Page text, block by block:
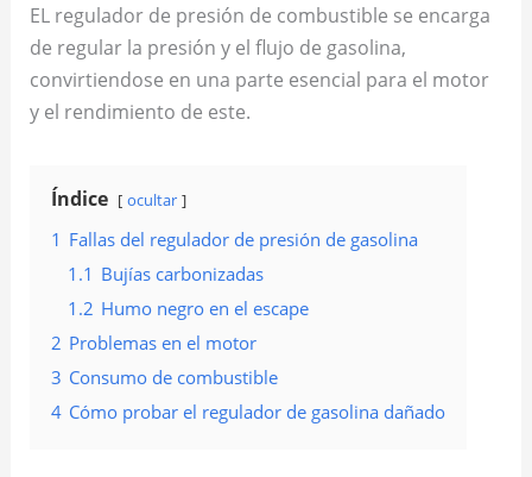
EL regulador de presión de combustible se encarga
de regular la presión y el flujo de gasolina,
convirtiendose en una parte esencial para el motor
y el rendimiento de este.
Índice ocultar
1 Fallas del regulador de presión de gasolina
1.1 Bujías carbonizadas
1.2 Humo negro en el escape
2 Problemas en el motor
3 Consumo de combustible
4 Cómo probar el regulador de gasolina dañado